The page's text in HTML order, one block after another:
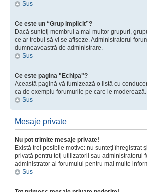
Sus
Ce este un “Grup implicit”?
Dacă sunteţi membrul a mai multor grupuri,
ce ar trebui să vi se afişeze. Administratorul
dumneavoastră de administrare.
Sus
Ce este pagina "Echipa"?
Această pagină vă furnizează o listă cu
ca de exemplu forumurile pe care le moderează.
Sus
Mesaje private
Nu pot trimite mesaje private!
Există trei posibile motive: nu sunteţi înregistrat
privată pentru toţi utilizatorii sau administratorul
administrator al forumului pentru mai multe
Sus